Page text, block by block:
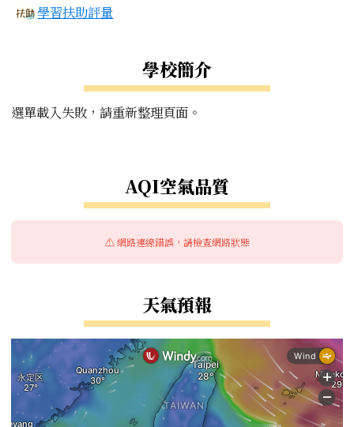
學習扶助評量
學校簡介
選單載入失敗，請重新整理頁面。
AQI空氣品質
⚠️ 網路連線錯誤，請檢查網路狀態
天氣預報